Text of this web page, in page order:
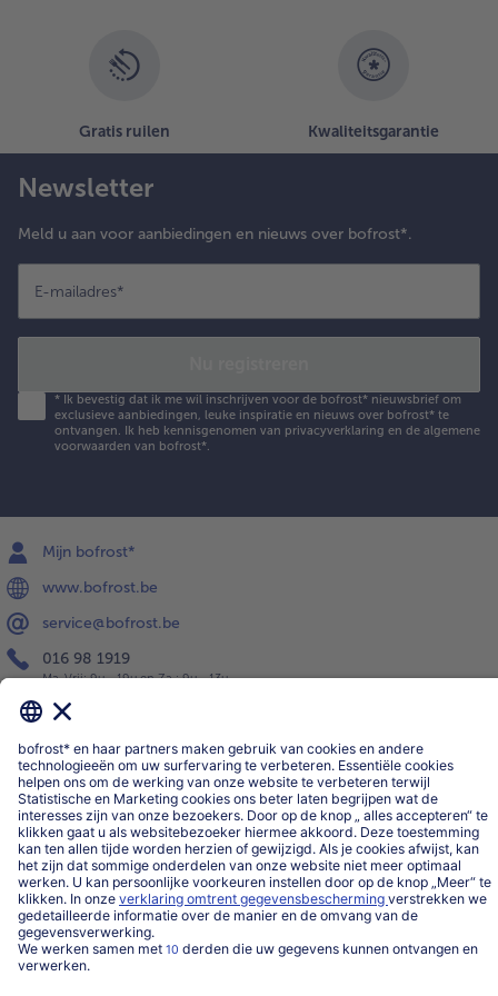
Gratis ruilen Kwaliteitsgarantie
Newsletter
Meld u aan voor aanbiedingen en nieuws over bofrost*.
E-mailadres*
* Ik bevestig dat ik me wil inschrijven voor de bofrost* nieuwsbrief om
exclusieve aanbiedingen, leuke inspiratie en nieuws over bofrost* te
ontvangen. Ik heb kennisgenomen van privacyverklaring en de algemene
voorwaarden van bofrost*.
Mijn bofrost*
www.bofrost.be
service@bofrost.be
016 98 1919
Ma-Vrij: 9u - 19u en Za.: 9u - 13u
Service
Over ons
Categorieën